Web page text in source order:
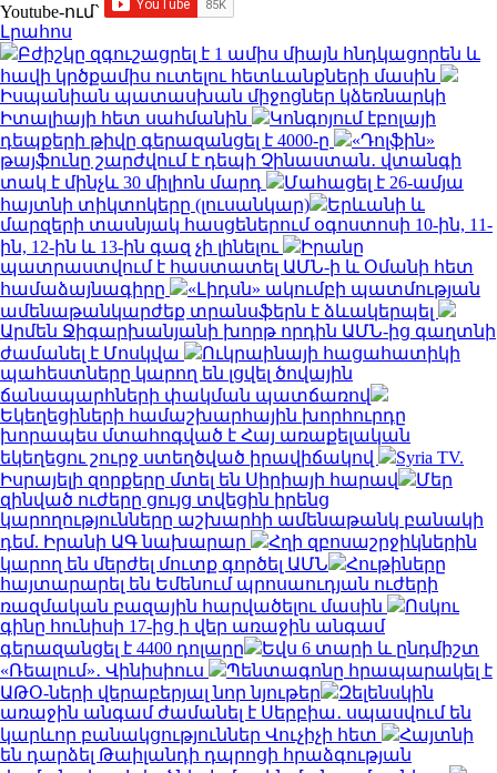
Youtube-ում`
Լրահոս
Բժիշկը զգուշացրել է 1 ամիս միայն հնդկացորեն և
հավի կրծքամիս ուտելու հետևանքների մասին
Իսպանիան պատասխան միջոցներ կձեռնարկի
Իտալիայի հետ սահմանին
Կոնգոյում էբոլայի
դեպքերի թիվը գերազանցել է 4000-ը
«Դոլֆին»
թայֆունը շարժվում է դեպի Չինաստան․ վտանգի
տակ է մինչև 30 միլիոն մարդ
Մահացել է 26-ամյա
հայտնի տիկտոկերը (լուսանկար)
Երևանի և
մարզերի տասնյակ հասցեներում օգոստոսի 10-ին, 11-
ին, 12-ին և 13-ին գազ չի լինելու
Իրանը
պատրաստվում է հաստատել ԱՄՆ-ի և Օմանի հետ
համաձայնագիրը
«Լիդսն» ակումբի պատմության
ամենաթանկարժեք տրանսֆերն է ձևակերպել
Արմեն Ջիգարխանյանի խորթ որդին ԱՄՆ-ից գաղտնի
ժամանել է Մոսկվա
Ուկրաինայի հացահատիկի
պահեստները կարող են լցվել ծովային
ճանապարհների փակման պատճառով
Եկեղեցիների համաշխարհային խորհուրդը
խորապես մտահոգված է Հայ առաքելական
եկեղեցու շուրջ ստեղծված իրավիճակով
Syria TV.
Իսրայելի զորքերը մտել են Սիրիայի հարավ
Մեր
զինված ուժերը ցույց տվեցին իրենց
կարողությունները աշխարհի ամենաթանկ բանակի
դեմ. Իրանի ԱԳ նախարար
Հղի զբոսաշրջիկներին
կարող են մերժել մուտք գործել ԱՄՆ
Հութիները
հայտարարել են Եմենում պրոսաուդյան ուժերի
ռազմական բազային հարվածելու մասին
Ոսկու
գինը հունիսի 17-ից ի վեր առաջին անգամ
գերազանցել է 4400 դոլարը
Եվս 6 տարի և ընդմիշտ
«Ռեալում»․ Վինիսիուս
Պենտագոնը հրապարակել է
ԱԹՕ-ների վերաբերյալ նոր նյութեր
Զելենսկին
առաջին անգամ ժամանել է Սերբիա․ սպասվում են
կարևոր բանակցություններ Վուչիչի հետ
Հայտնի
են դարձել Թաիլանդի դպրոցի հրաձգության